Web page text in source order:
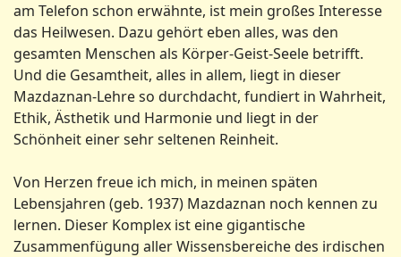
am Telefon schon erwähnte, ist mein großes Interesse
das Heilwesen. Dazu gehört eben alles, was den
gesamten Menschen als Körper-Geist-Seele betrifft.
Und die Gesamtheit, alles in allem, liegt in dieser
Mazdaznan-Lehre so durchdacht, fundiert in Wahrheit,
Ethik, Ästhetik und Harmonie und liegt in der
Schönheit einer sehr seltenen Reinheit.
Von Herzen freue ich mich, in meinen späten
Lebensjahren (geb. 1937) Mazdaznan noch kennen zu
lernen. Dieser Komplex ist eine gigantische
Zusammenfügung aller Wissensbereiche des irdischen